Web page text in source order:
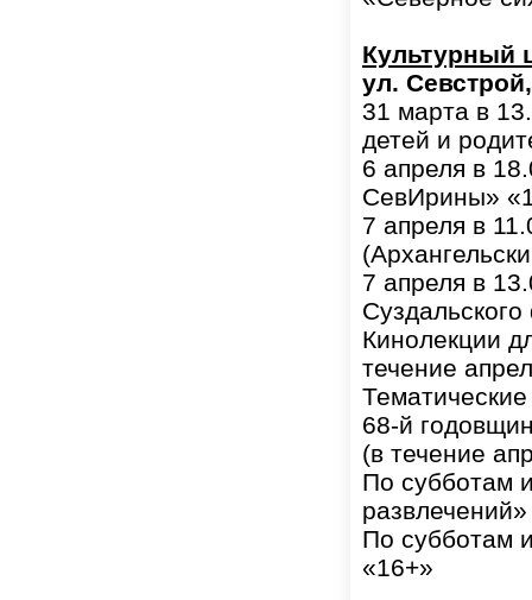
Культурный
ул.
31 марта в
детей и
6 апреля в
СевИрины»
7 апреля в
7 апреля в
Кинолекции
течение
68-й
(в течение
По субботам
развлечений»
По субботам
«16+»